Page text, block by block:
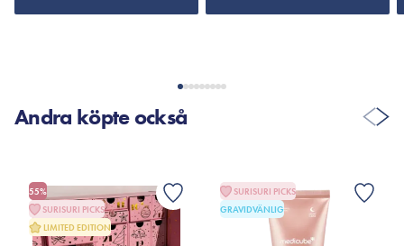
Andra köpte också
55%
SURISURI PICKS
LIMITED EDITION
SURISURI PICKS
GRAVIDVÄNLIG